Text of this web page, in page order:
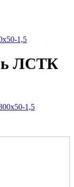
1,5
ЛСТК